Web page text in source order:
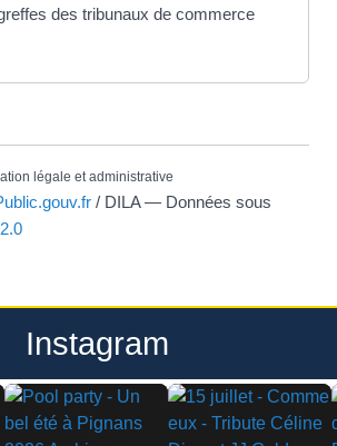
des tribunaux de commerce
légale et administrative
/ DILA — Données sous
Instagram